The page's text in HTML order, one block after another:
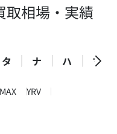
取相場・実績
タ ナ ハ
マ
MAX YRV